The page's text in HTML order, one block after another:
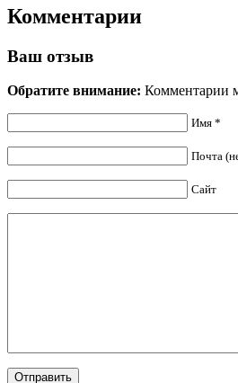
Комментарии
Ваш отзыв
Обратите внимание: Комментарии
Имя *
Почта
Сайт